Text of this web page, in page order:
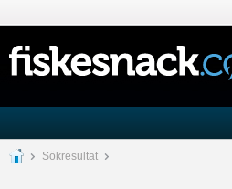
Sökresultat